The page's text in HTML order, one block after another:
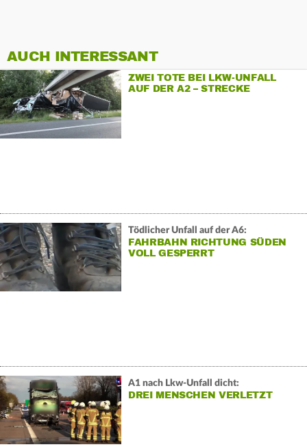
AUCH INTERESSANT
ZWEI TOTE BEI LKW-UNFALL
AUF DER A2 – STRECKE
Tödlicher Unfall auf der A6:
FAHRBAHN RICHTUNG SÜDEN
VOLL GESPERRT
A1 nach Lkw-Unfall dicht:
DREI MENSCHEN VERLETZT